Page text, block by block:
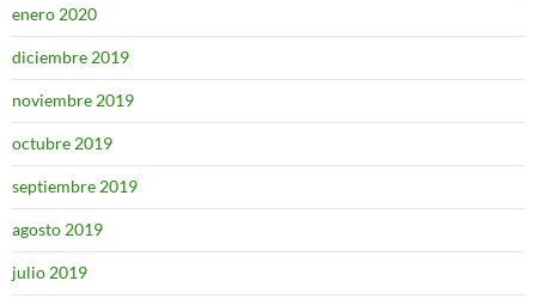
enero 2020
diciembre 2019
noviembre 2019
octubre 2019
septiembre 2019
agosto 2019
julio 2019